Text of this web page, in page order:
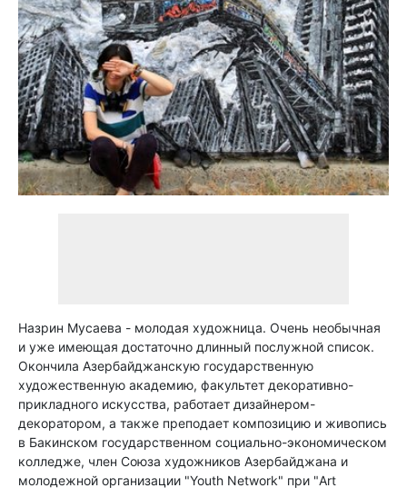
Назрин Мусаева - молодая художница. Очень необычная
и уже имеющая достаточно длинный послужной список.
Окончила Азербайджанскую государственную
художественную академию, факультет декоративно-
прикладного искусства, работает дизайнером-
декоратором, а также преподает композицию и живопись
в Бакинском государственном социально-экономическом
колледже, член Союза художников Азербайджана и
молодежной организации "Youth Network" при "Art